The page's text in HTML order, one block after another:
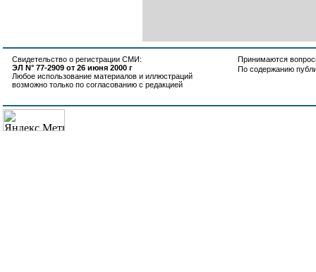
Свидетельство о регистрации СМИ:
ЭЛ N° 77-2909 от 26 июня 2000 г
Любое использование материалов и иллюстраций
возможно только по согласованию с редакцией
Принимаются
По содержанию